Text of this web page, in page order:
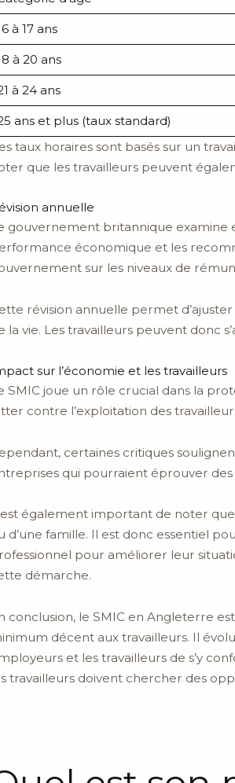
à 17 ans
à 20 ans
à 24 ans
ans et plus (taux standard)
taux horaires sont basés sur un
que les travailleurs peuvent
annuelle
gouvernement britannique examine
économique et les
sur les niveaux de
révision annuelle permet
la vie. Les travailleurs peuvent donc
sur l’économie et les travailleurs
SMIC joue un rôle crucial dans la
contre l’exploitation des
certaines critiques
qui pourraient éprouver
également important de noter que
d’une famille. Il est donc essentiel
pour améliorer leur
démarche.
conclusion, le SMIC en Angleterre
décent aux travailleurs. Il
et les travailleurs de s’y
travailleurs doivent chercher des